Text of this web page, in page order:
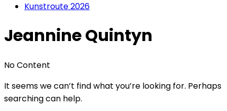
Kunstroute 2026
Jeannine Quintyn
No Content
It seems we can’t find what you’re looking for. Perhaps
searching can help.